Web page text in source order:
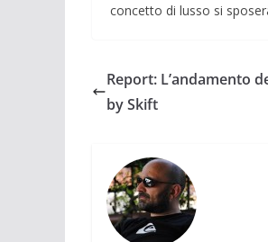
concetto di lusso si
Report: L’andamento
by Skift